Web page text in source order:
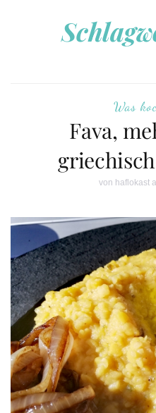
Was
Fava,
von haflokast